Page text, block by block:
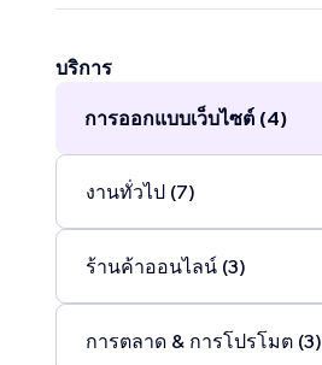
บริการ
การออกแบบเว็บไซต์ (4)
งานทั่วไป (7)
ร้านค้าออนไลน์ (3)
การตลาด & การโปรโมต (3)